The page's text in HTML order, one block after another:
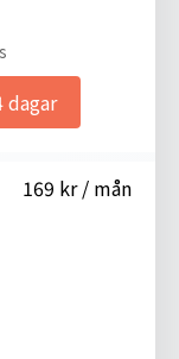
dagar
169 kr / mån